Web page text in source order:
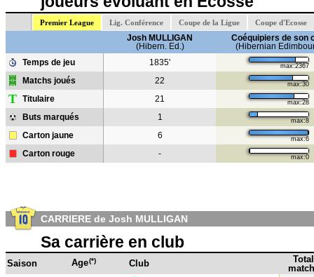
Premier League Lig. Conférence Coupe de la Ligue Coupe d'Ecosse
Josh MULLIGAN
(Hibern. Ed.)
Coéquipiers de son
(Hibernian
Temps de jeu
1835' max:2367
Matchs joués 22 max:30
T Titulaire 21 max:28
Buts marqués 1 max:8
Carton jaune 6 max:6
Carton rouge - max:0
CARRIERE de Josh MULLIGAN
Sa carrière en club
Saison Age(*) Club
Total